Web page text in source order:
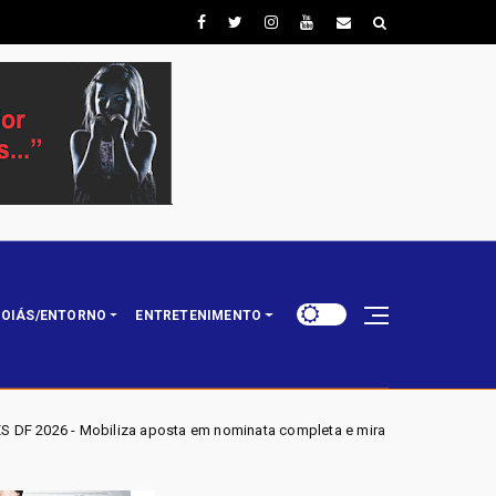
ENTORNO ENTRETENIMENTO
em nominata completa e mira eleger três deputados distritais em 2026